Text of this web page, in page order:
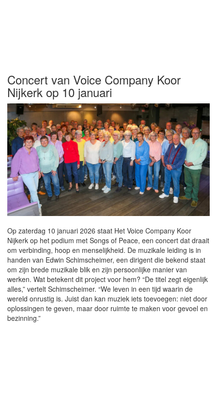
Concert van Voice Company Koor
Nijkerk op 10 januari
Op zaterdag 10 januari 2026 staat Het Voice Company Koor
Nijkerk op het podium met Songs of Peace, een concert dat draait
om verbinding, hoop en menselijkheid. De muzikale leiding is in
handen van Edwin Schimscheimer, een dirigent die bekend staat
om zijn brede muzikale blik en zijn persoonlijke manier van
werken. Wat betekent dit project voor hem? “De titel zegt eigenlijk
alles,” vertelt Schimscheimer. “We leven in een tijd waarin de
wereld onrustig is. Juist dan kan muziek iets toevoegen: niet door
oplossingen te geven, maar door ruimte te maken voor gevoel en
bezinning.”